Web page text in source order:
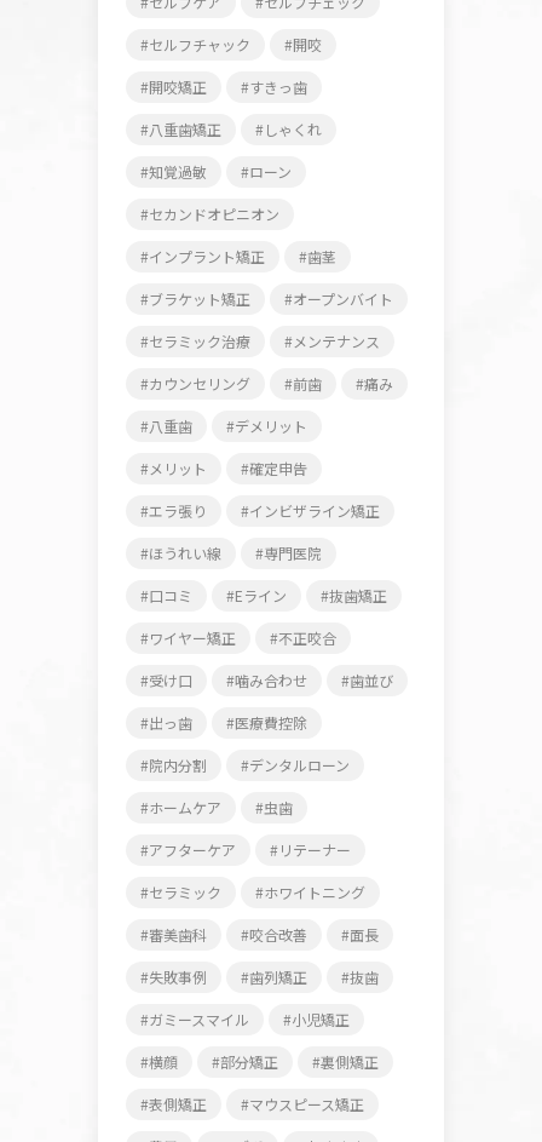
セルフチャック 開咬
開咬矯正 すきっ歯
八重歯矯正 しゃくれ
知覚過敏 ローン
セカンドオピニオン
インプラント矯正 歯茎
ブラケット矯正 オープンバイト
セラミック治療 メンテナンス
カウンセリング 前歯 痛み
八重歯 デメリット
メリット 確定申告
エラ張り インビザライン矯正
ほうれい線 専門医院
口コミ Eライン 抜歯矯正
ワイヤー矯正 不正咬合
受け口 噛み合わせ 歯並び
出っ歯 医療費控除
院内分割 デンタルローン
ホームケア 虫歯
アフターケア リテーナー
セラミック ホワイトニング
審美歯科 咬合改善 面長
失敗事例 歯列矯正 抜歯
ガミースマイル 小児矯正
横顔 部分矯正 裏側矯正
表側矯正 マウスピース矯正